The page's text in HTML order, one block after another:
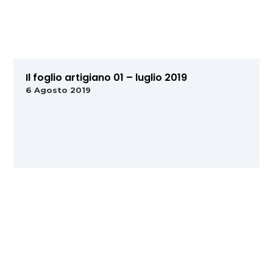
Il foglio artigiano 01 – luglio 2019
6 Agosto 2019